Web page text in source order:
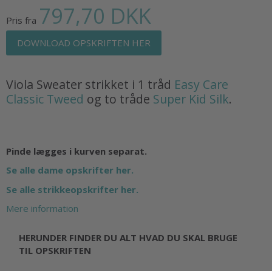
Pris fra 797,70 DKK
DOWNLOAD OPSKRIFTEN HER
Viola Sweater strikket i 1 tråd Easy Care
Classic Tweed og to tråde Super Kid Silk.
Pinde lægges i kurven separat.
Se alle dame opskrifter her.
Se alle strikkeopskrifter her.
Mere information
HERUNDER FINDER DU ALT HVAD DU SKAL BRUGE
TIL OPSKRIFTEN